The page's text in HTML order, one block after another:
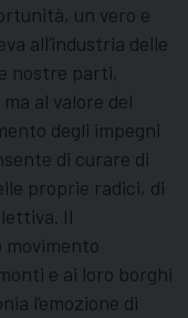
un vero e
all’industria delle
nostre parti,
al valore del
degli impegni
di curare di
proprie radici, di
Il
movimento
e ai loro borghi
l’emozione di